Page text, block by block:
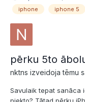
20 vai lidz 30 usd un 1
iphone iphone 5
pērku 5to
nktns izveidoja tēmu
Savulaik tepat sanāca